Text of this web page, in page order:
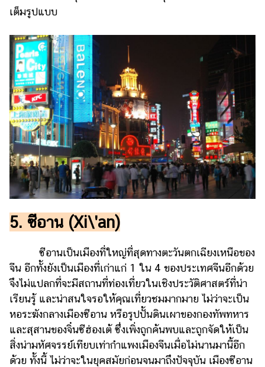
เต็มรูปแบบ
5. ซีอาน (Xi\'an)
ซีอานเป็นเมืองที่ใหญ่ที่สุดทางตะวันตกเฉียงเหนือของ
จีน อีกทั้งยังเป็นเมืองที่เก่าแก่ 1 ใน 4 ของประเทศจีนอีกด้วย
จึงไม่แปลกที่จะมีสถานที่ท่องเที่ยวในเชิงประวัติศาสตร์ที่น่า
เรียนรู้ และน่าสนใจรอให้คุณเที่ยวชมมากมาย ไม่ว่าจะเป็น
หอระฆังกลางเมืองซีอาน หรือรูปปั้นดินเผาของกองทัพทหาร
และสุสานของจิ๋นซีฮ่องเต้ ซึ่งเพิ่งถูกค้นพบและถูกจัดให้เป็น
สิ่งน่ามหัศจรรย์เทียบเท่ากำแพงเมืองจีนเมื่อไม่นานมานี้อีก
ด้วย ทั้งนี้ ไม่ว่าจะในยุคสมัยก่อนจนมาถึงปัจจุบัน เมืองซีอาน